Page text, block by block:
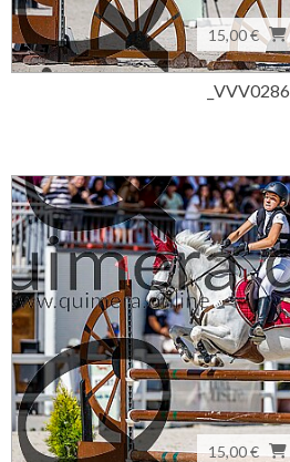
15,00 €
_VVV0286
15,00 €